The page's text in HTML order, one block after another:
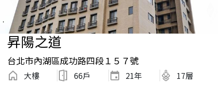
昇陽之道
台北市內湖區成功路四段１５７號
大樓 66戶 21年 17層